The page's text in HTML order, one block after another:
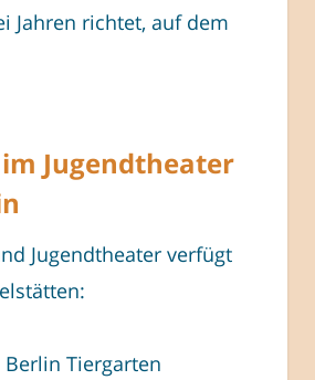
Jahren richtet, auf dem
Jugendtheater
Jugendtheater verfügt
Tiergarten